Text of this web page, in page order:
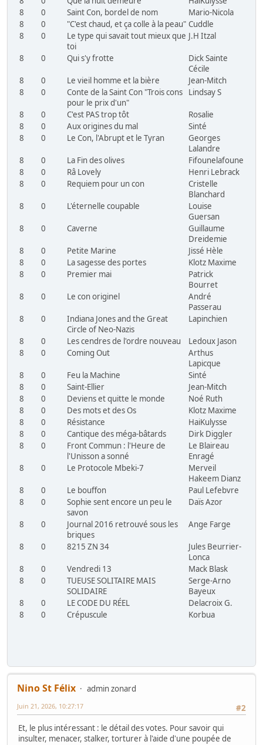
8
0 Saint Con, bordel de nom
Mario-Nicola
8
0 "C'est chaud, et ça colle à la peau" Cuddle
8
0
Le type qui savait tout mieux que
toi
J.H Itzal
8 0 Qui s'y frotte
Dick Sainte
Cécile
8
0 Le vieil homme et la bière
Jean-Mitch
8
0
Conte de la Saint Con "Trois cons
pour le prix d'un"
Lindsay S
8 0 C'est PAS trop tôt
Rosalie
8
0 Aux origines du mal
Sinté
8
0 Le Con, l'Abrupt et le Tyran
Georges
Lalandre
8
0 La Fin des olives
Fifounelafoune
8
0 Râ Lovely
Henri Lebrack
8
0 Requiem pour un con
Cristelle
Blanchard
8
0 L'éternelle coupable
Louise
Guersan
8
0 Caverne
Guillaume
Dreidemie
8
0 Petite Marine
Jissé Hèle
8
0 La sagesse des portes
Klotz Maxime
8
0 Premier mai
Patrick
Bourret
8
0 Le con originel
André
Passerau
8
0
Indiana Jones and the Great
Circle of Neo-Nazis
Lapinchien
8 0 Les cendres de l'ordre nouveau
Ledoux Jason
8
0 Coming Out
Arthus
Lapicque
8
0 Feu la Machine
Sinté
8
0 Saint-Ellier
Jean-Mitch
8
0 Deviens et quitte le monde
Noé Ruth
8
0 Des mots et des Os
Klotz Maxime
8
0 Résistance
HaiKulysse
8
0 Cantique des méga-bâtards
Dirk Diggler
8
0
Front Commun : l'Heure de
l'Unisson a sonné
Le Blaireau
Enragé
8
0 Le Protocole Mbeki-7
Merveil
Hakeem Dianz
8
0 Le bouffon
Paul Lefebvre
8
0
Sophie sent encore un peu le
savon
Daïs Azor
8 0
Journal 2016 retrouvé sous les
briques
Ange Farge
8 0 8215 ZN 34
Jules Beurrier-
Lonca
8
0 Vendredi 13
Mack Blask
8
0
TUEUSE SOLITAIRE MAIS
SOLIDAIRE
Serge-Arno
Bayeux
8
0 LE CODE DU RÉEL
Delacroix G.
8
0 Crépuscule Korbua
Nino St Félix
admin zonard
#2
Juin 21, 2026, 10:27:17
Et, le plus intéressant : le détail des votes. Pour savoir qui
insulter, menacer, stalker, torturer à l'aide d'une poupée de